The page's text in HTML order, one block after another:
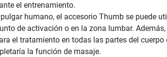
el entrenamiento.
humano, el accesorio Thumb se puede
de activación o en la zona lumbar. Además,
el tratamiento en todas las partes del cuerpo
la función de masaje.